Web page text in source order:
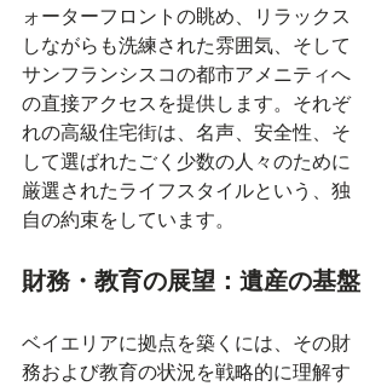
ォーターフロントの眺め、リラックス
しながらも洗練された雰囲気、そして
サンフランシスコの都市アメニティへ
の直接アクセスを提供します。それぞ
れの高級住宅街は、名声、安全性、そ
して選ばれたごく少数の人々のために
厳選されたライフスタイルという、独
自の約束をしています。
財務・教育の展望：遺産の基盤
ベイエリアに拠点を築くには、その財
務および教育の状況を戦略的に理解す